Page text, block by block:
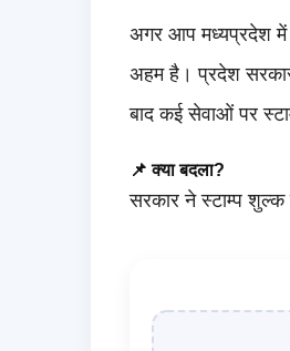
अगर आप मध्यप्रदेश में
अहम है। प्रदेश
बाद कई सेवाओं पर
📌 क्या बदला?
सरकार ने स्टाम्प शुल्क